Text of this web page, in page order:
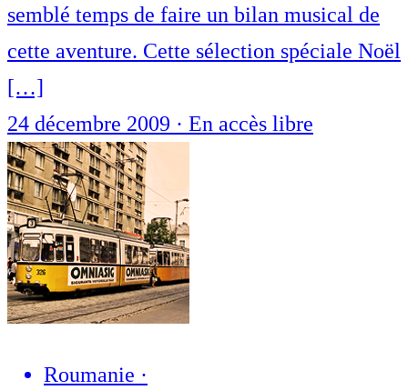
semblé temps de faire un bilan musical de
cette aventure. Cette sélection spéciale Noël
[…]
24 décembre 2009 · En accès libre
Roumanie ·